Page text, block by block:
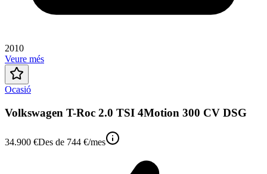
2010
Veure més
Ocasió
Volkswagen T-Roc 2.0 TSI 4Motion 300 CV DSG
34.900 €Des de 744 €/mes